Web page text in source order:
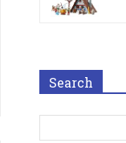
Search